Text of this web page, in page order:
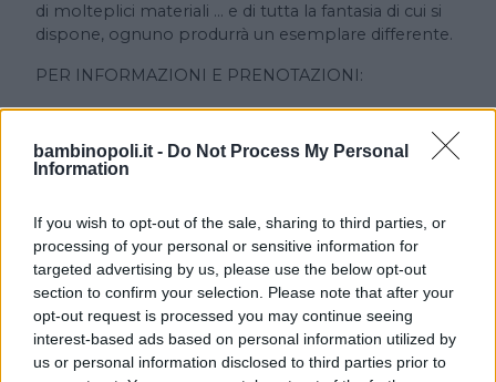
bambinopoli.it - Do Not Process My Personal
Information
If you wish to opt-out of the sale, sharing to third parties, or
processing of your personal or sensitive information for
targeted advertising by us, please use the below opt-out
section to confirm your selection. Please note that after your
opt-out request is processed you may continue seeing
interest-based ads based on personal information utilized by
us or personal information disclosed to third parties prior to
di molteplici materiali … e di tutta la fantasia di cui si
dispone, ognuno produrrà un esemplare differente.
PER INFORMAZIONI E PRENOTAZIONI:
Dipartimento Educazione GAM
Via Magenta 31 Torino
Da lunedì a venerdì, orario 9-13 e 14-16
didattica@fondazionetorinomusei.it
Commento
orino fu la prima città italiana che promosse una
raccolta pubblica di arte moderna come parte